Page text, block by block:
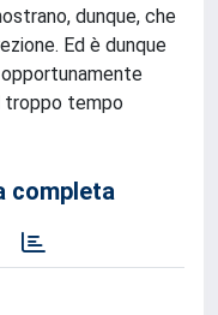
dunque, che
Ed è dunque
troppo tempo
completa